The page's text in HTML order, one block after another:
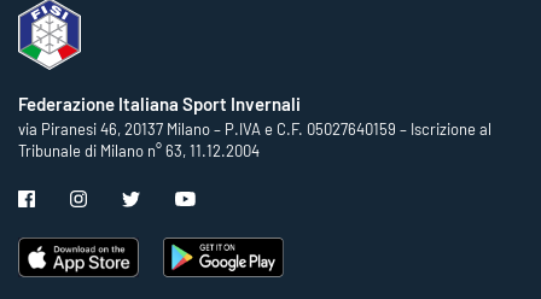
Federazione Italiana Sport Invernali
via Piranesi 46, 20137 Milano – P.IVA e C.F. 05027640159 – Iscrizione al
Tribunale di Milano n° 63, 11.12.2004